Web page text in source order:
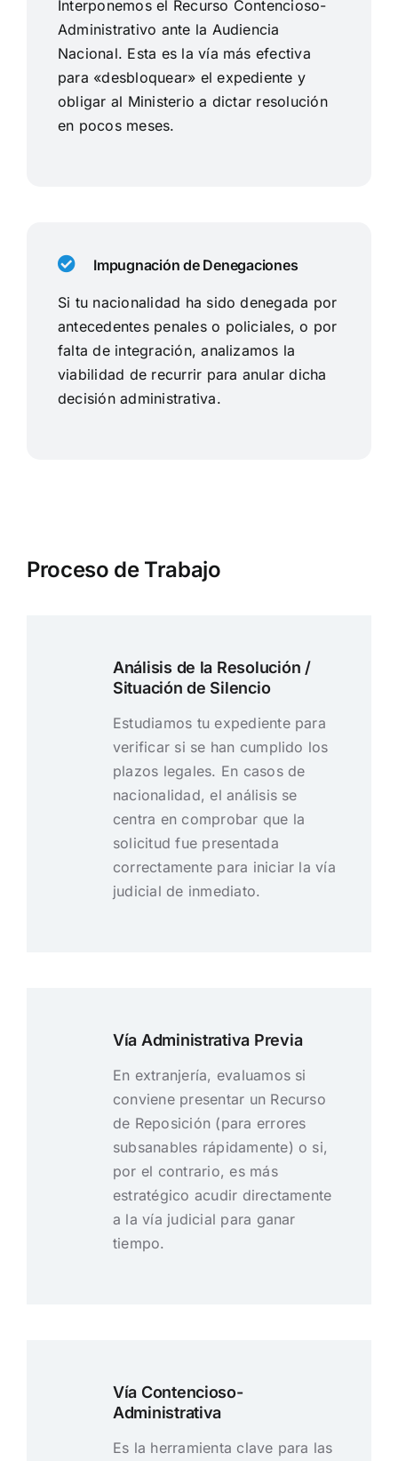
Interponemos el Recurso Contencioso-
Administrativo ante la Audiencia
Nacional. Esta es la vía más efectiva
para «desbloquear» el expediente y
obligar al Ministerio a dictar resolución
en pocos meses.
Impugnación de Denegaciones
Si tu nacionalidad ha sido denegada por
antecedentes penales o policiales, o por
falta de integración, analizamos la
viabilidad de recurrir para anular dicha
decisión administrativa.
Proceso de Trabajo
Análisis de la Resolución /
Situación de Silencio
Estudiamos tu expediente para
verificar si se han cumplido los
plazos legales. En casos de
nacionalidad, el análisis se
centra en comprobar que la
solicitud fue presentada
correctamente para iniciar la vía
judicial de inmediato.
Vía Administrativa Previa
En extranjería, evaluamos si
conviene presentar un Recurso
de Reposición (para errores
subsanables rápidamente) o si,
por el contrario, es más
estratégico acudir directamente
a la vía judicial para ganar
tiempo.
Vía Contencioso-
Administrativa
Es la herramienta clave para las